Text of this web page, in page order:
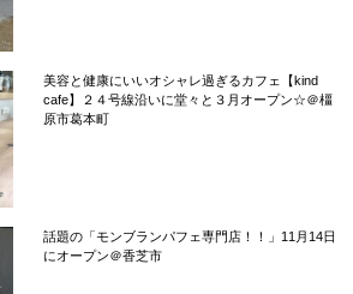
美容と健康にいいオシャレ過ぎるカフェ【kind
cafe】２４号線沿いに堂々と３月オープン☆＠橿
原市葛本町
話題の「モンブランパフェ専門店！！」11月14日
にオープン＠香芝市